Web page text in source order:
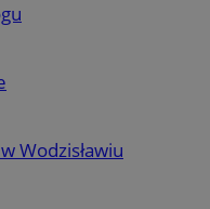
Wodzisławiu